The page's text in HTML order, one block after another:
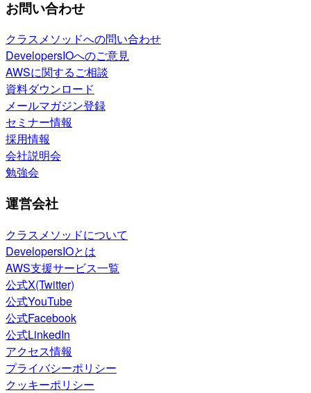
お問い合わせ
クラスメソッドへの問い合わせ
DevelopersIOへのご意見
AWSに関するご相談
資料ダウンロード
メールマガジン登録
セミナー情報
採用情報
会社説明会
勉強会
運営会社
クラスメソッドについて
DevelopersIOとは
AWS支援サービス一覧
公式X(Twitter)
公式YouTube
公式Facebook
公式LinkedIn
アクセス情報
プライバシーポリシー
クッキーポリシー